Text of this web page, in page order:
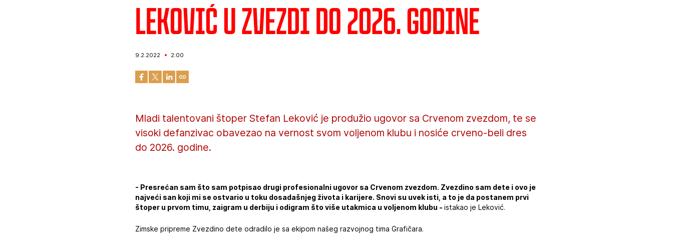
Leković u Zvezdi do 2026. godine
9.2.2022 2:00
Mladi talentovani štoper Stefan Leković je produžio ugovor sa Crvenom zvezdom, te se
visoki defanzivac obavezao na vernost svom voljenom klubu i nosiće crveno-beli dres
do 2026. godine.
- Presrećan sam što sam potpisao drugi profesionalni ugovor sa Crvenom zvezdom. Zvezdino sam dete i ovo je
najveći san koji mi se ostvario u toku dosadašnjeg života i karijere. Snovi su uvek isti, a to je da postanem prvi
štoper u prvom timu, zaigram u derbiju i odigram što više utakmica u voljenom klubu -istakao je Leković.
Zimske pripreme Zvezdino dete odradilo je sa ekipom našeg razvojnog tima Grafičara.